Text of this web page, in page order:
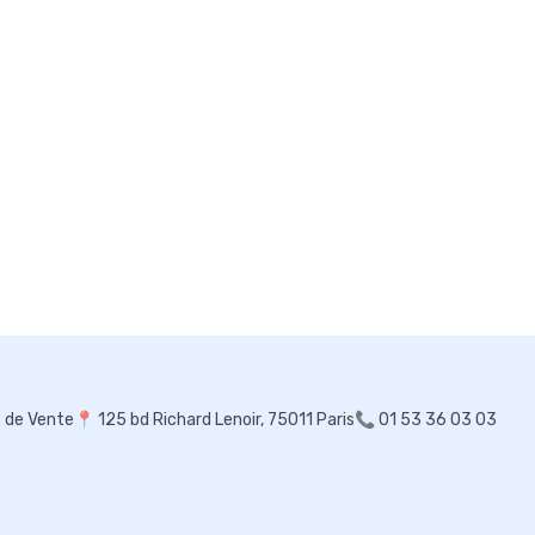
de Vente 📍 125 bd Richard Lenoir, 75011 Paris📞 01 53 36 03 03